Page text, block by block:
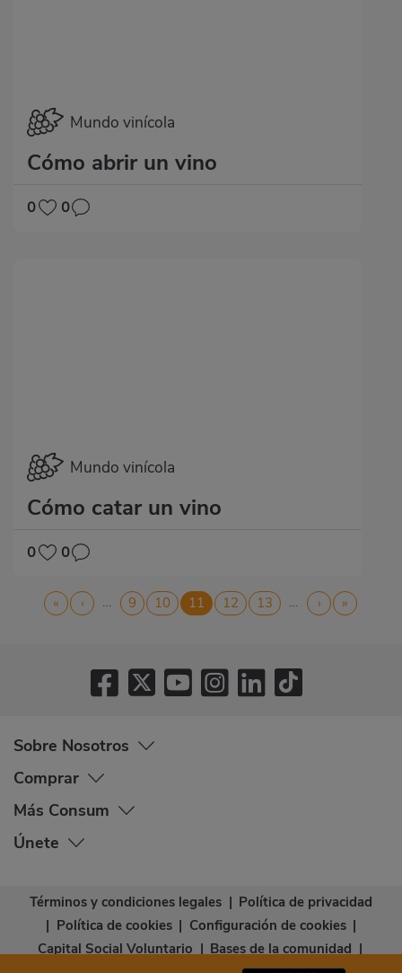
Mundo vinícola
Cómo abrir un vino
0 0
Mundo vinícola
Cómo catar un vino
0 0
Paginación
Primera
página
«
Página
anterior
‹ … Página
9 Página
10
Página
actual
11 Página
12 Página
13 …
Siguiente
página
›
Última
página
»
Sobre Nosotros
Comprar
Más Consum
Únete
Términos y condiciones legales | Política de privacidad
| Política de cookies | Configuración de cookies |
Capital Social Voluntario | Bases de la comunidad |